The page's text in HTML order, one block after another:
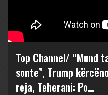
Top Channel/ “Mund
sonte”, Trump
reja, Teherani: Po…